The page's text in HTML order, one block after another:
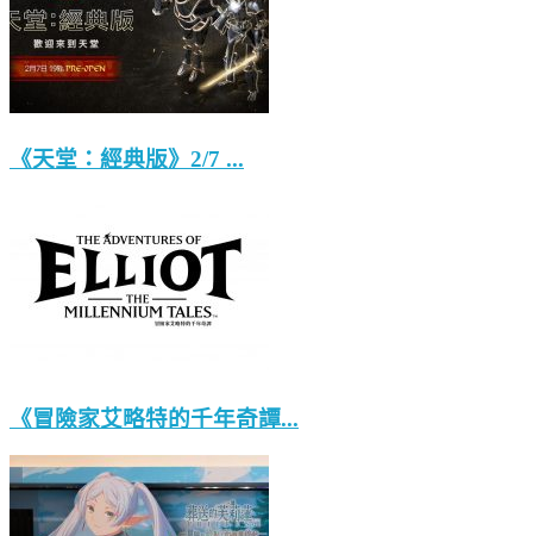
《天堂：經典版》2/7 ...
《冒險家艾略特的千年奇譚...